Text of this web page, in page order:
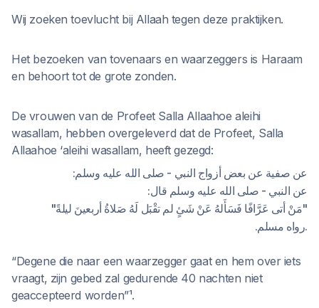
Wij zoeken toevlucht bij Allaah tegen deze praktijken.
Het bezoeken van tovenaars en waarzeggers is Haraam
en behoort tot de grote zonden.
De vrouwen van de Profeet Salla Allaahoe aleihi
wasallam, hebben overgeleverd dat de Profeet, Salla
Allaahoe ‘aleihi wasallam, heeft gezegd:
عن صفية عن بعض أزواج النبي - صلى الله عليه وسلم:
عن النبي - صلى الله عليه وسلم قال:
"مَنْ أتى عَرَّافًا فَسَأَلهُ عَنْ شَئٍ لم تقْبَل لَهُ صَلاةُ أربعينَ ليلةً"
.رواه مسلم.
“Degene die naar een waarzegger gaat en hem over iets
vraagt, zijn gebed zal gedurende 40 nachten niet
geaccepteerd worden”¹.